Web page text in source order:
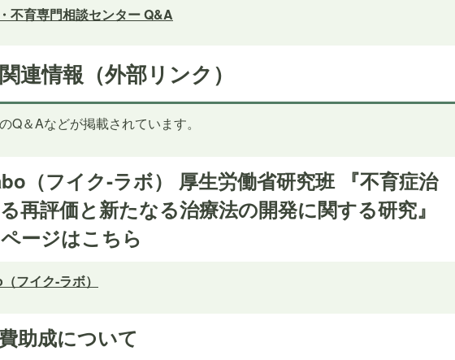
不育専門相談センター Q&A
連情報（外部リンク）
Q＆Aなどが掲載されています。
（フイク‐ラボ） 厚生労働省研究班 『不育症治
再評価と新たなる治療法の開発に関する研究』
ージはこちら
フイク‐ラボ）
助成について